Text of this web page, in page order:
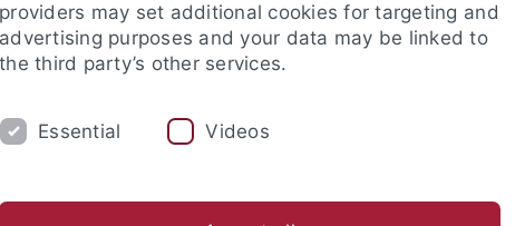
PROFIL TEAM
providers may set additional cookies for targeting and
advertising purposes and your data may be linked to
the third party’s other services.
Essential Videos